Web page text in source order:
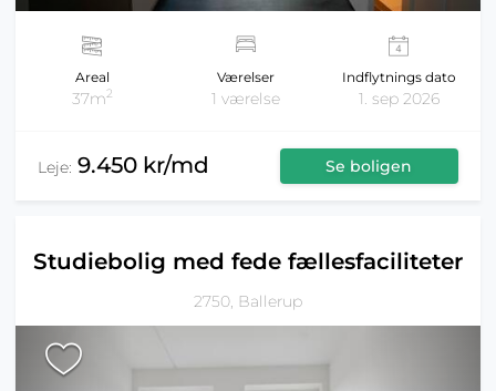
Areal
37m2
Værelser
1 værelse
Indflytnings dato
1. sep 2026
Leje: 9.450 kr/md Se boligen
Studiebolig med fede fællesfaciliteter
2750, Ballerup